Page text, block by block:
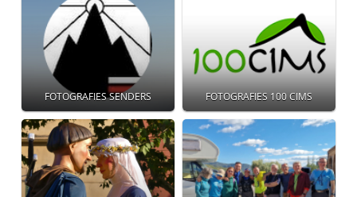
FOTOGRAFIES SENDERS FOTOGRAFIES 100 CIMS